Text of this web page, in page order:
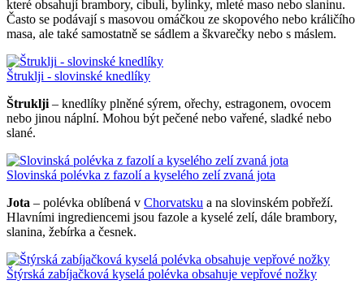
které obsahují brambory, cibuli, bylinky, mleté maso nebo slaninu.
Často se podávají s masovou omáčkou ze skopového nebo králičího
masa, ale také samostatně se sádlem a škvarečky nebo s máslem.
Štruklji - slovinské knedlíky
Štruklji – knedlíky plněné sýrem, ořechy, estragonem, ovocem
nebo jinou náplní. Mohou být pečené nebo vařené, sladké nebo
slané.
Slovinská polévka z fazolí a kyselého zelí zvaná jota
Jota – polévka oblíbená v Chorvatsku a na slovinském pobřeží.
Hlavními ingrediencemi jsou fazole a kyselé zelí, dále brambory,
slanina, žebírka a česnek.
Štýrská zabíjačková kyselá polévka obsahuje vepřové nožky